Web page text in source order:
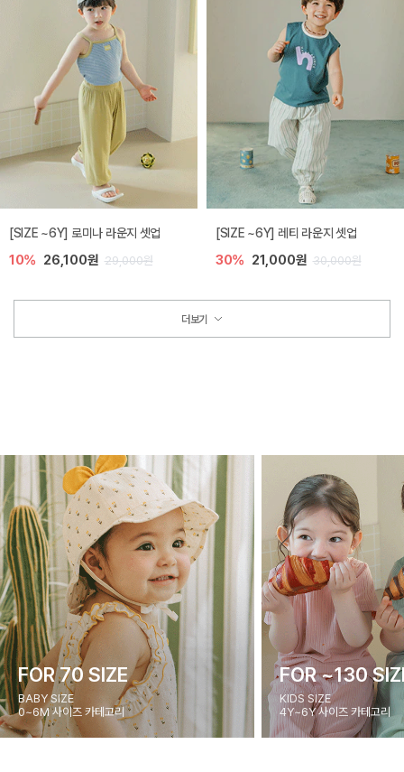
[SIZE ~6Y] 로미나 라운지 셋업
10% 26,100원 29,000원
[SIZE ~6Y] 레티 라운지 셋업
30% 21,000원 30,000원
더보기
FOR 70 SIZE
BABY SIZE
0~6M 사이즈 카테고리
FOR ~130
KIDS SIZE
4Y~6Y 사이즈 카테고리